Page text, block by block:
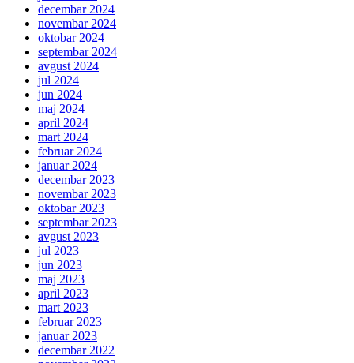
decembar 2024
novembar 2024
oktobar 2024
septembar 2024
avgust 2024
jul 2024
jun 2024
maj 2024
april 2024
mart 2024
februar 2024
januar 2024
decembar 2023
novembar 2023
oktobar 2023
septembar 2023
avgust 2023
jul 2023
jun 2023
maj 2023
april 2023
mart 2023
februar 2023
januar 2023
decembar 2022